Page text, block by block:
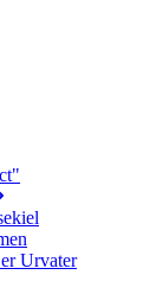
Urvater